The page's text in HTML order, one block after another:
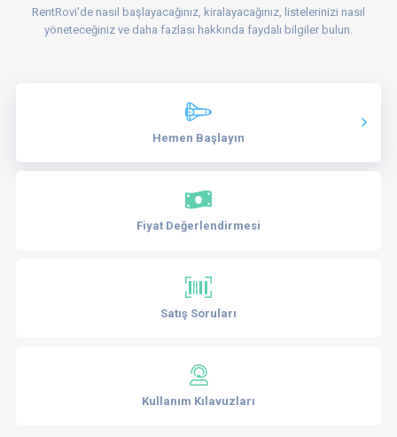
RentRovi'de nasıl başlayacağınız, kiralayacağınız, listelerinizi nasıl
yöneteceğiniz ve daha fazlası hakkında faydalı bilgiler bulun.
Hemen Başlayın
Fiyat Değerlendirmesi
Satış Soruları
Kullanım Kılavuzları